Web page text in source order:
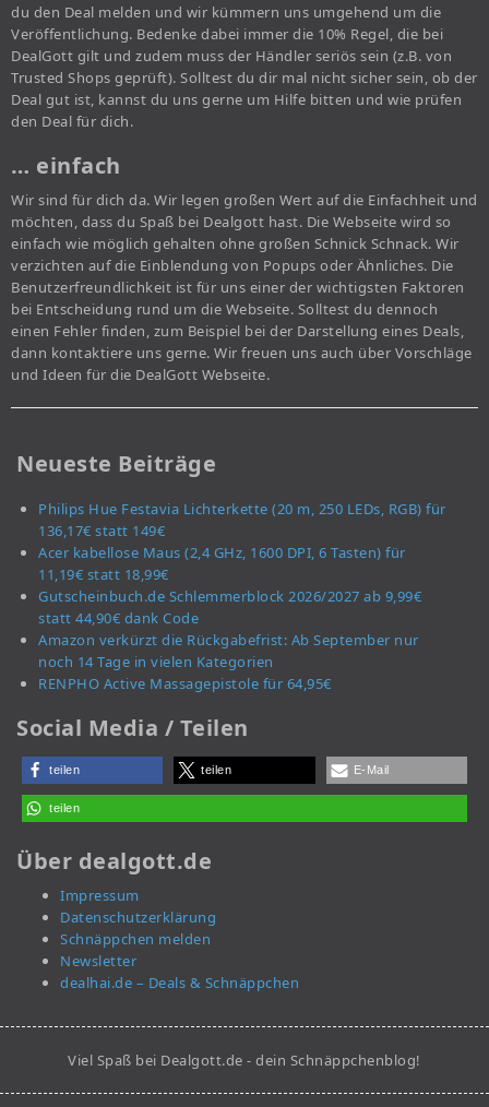
du den Deal melden und wir kümmern uns umgehend um die
Veröffentlichung. Bedenke dabei immer die 10% Regel, die bei
DealGott gilt und zudem muss der Händler seriös sein (z.B. von
Trusted Shops geprüft). Solltest du dir mal nicht sicher sein, ob der
Deal gut ist, kannst du uns gerne um Hilfe bitten und wie prüfen
den Deal für dich.
… einfach
Wir sind für dich da. Wir legen großen Wert auf die Einfachheit und
möchten, dass du Spaß bei Dealgott hast. Die Webseite wird so
einfach wie möglich gehalten ohne großen Schnick Schnack. Wir
verzichten auf die Einblendung von Popups oder Ähnliches. Die
Benutzerfreundlichkeit ist für uns einer der wichtigsten Faktoren
bei Entscheidung rund um die Webseite. Solltest du dennoch
einen Fehler finden, zum Beispiel bei der Darstellung eines Deals,
dann kontaktiere uns gerne. Wir freuen uns auch über Vorschläge
und Ideen für die DealGott Webseite.
Neueste Beiträge
Philips Hue Festavia Lichterkette (20 m, 250 LEDs, RGB) für
136,17€ statt 149€
Acer kabellose Maus (2,4 GHz, 1600 DPI, 6 Tasten) für
11,19€ statt 18,99€
Gutscheinbuch.de Schlemmerblock 2026/2027 ab 9,99€
statt 44,90€ dank Code
Amazon verkürzt die Rückgabefrist: Ab September nur
noch 14 Tage in vielen Kategorien
RENPHO Active Massagepistole für 64,95€
Social Media / Teilen
teilen teilen E-Mail
teilen
Über dealgott.de
Impressum
Datenschutzerklärung
Schnäppchen melden
Newsletter
dealhai.de – Deals & Schnäppchen
Viel Spaß bei Dealgott.de - dein Schnäppchenblog!